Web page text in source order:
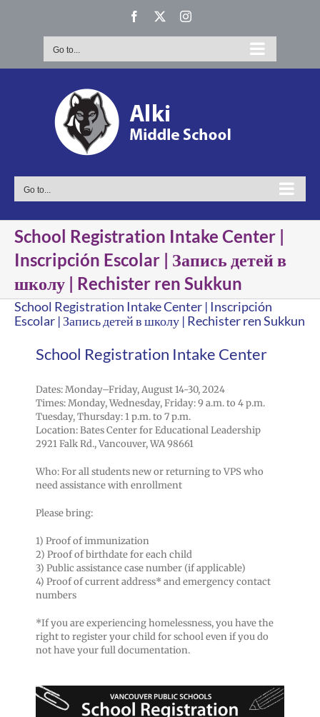
Facebook Instagram
Go to...
Go to...
School Registration Intake Center |
Inscripción Escolar | Запись детей в
школу | Rechister ren Sukkun
School Registration Intake Center | Inscripción
Escolar | Запись детей в школу | Rechister ren Sukkun
School Registration Intake Center
Dates: Monday–Friday, August 14-30, 2024
Times: Monday, Wednesday, Friday: 9 a.m. to 4 p.m.
Tuesday, Thursday: 1 p.m. to 7 p.m.
Location: Bates Center for Educational Leadership
2921 Falk Rd., Vancouver, WA 98661
Who: For all students new or returning to VPS who
need assistance with enrollment
Please bring:
1) Proof of immunization
2) Proof of birthdate for each child
3) Public assistance case number (if applicable)
4) Proof of current address* and emergency contact
numbers
*If you are experiencing homelessness, you have the
right to register your child for school even if you do
not have your full documentation.